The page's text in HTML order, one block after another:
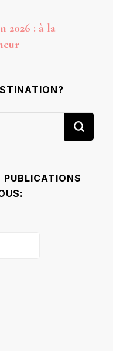
2026 : à la
PUBLICATIONS